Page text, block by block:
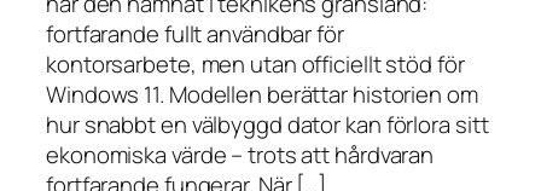
fortfarande fullt användbar för
kontorsarbete, men utan officiellt stöd för
Windows 11. Modellen berättar historien om
hur snabbt en välbyggd dator kan förlora sitt
ekonomiska värde – trots att hårdvaran